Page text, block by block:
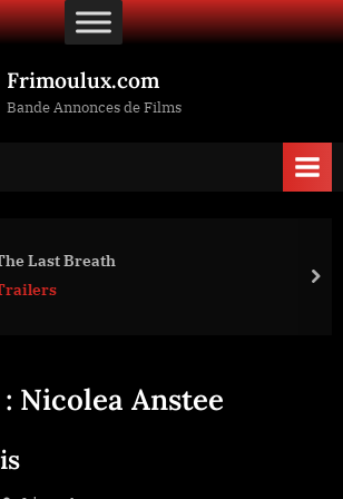
Frimoulux.com
Bande Annonces de Films
Last Breath
Nicolea Anstee